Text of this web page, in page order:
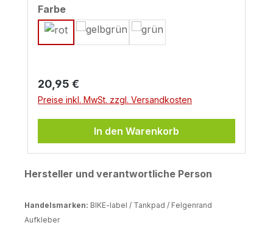
Farbeauswählen
Regulärer Preis:
20,95 €
Preise inkl. MwSt. zzgl. Versandkosten
In den Warenkorb
Hersteller und verantwortliche Person
Handelsmarken: BIKE-label / Tankpad / Felgenrand
Aufkleber